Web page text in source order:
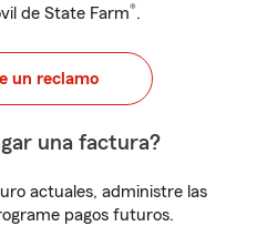
de State Farm®.
un reclamo
una factura?
actuales, administre las
pagos futuros.